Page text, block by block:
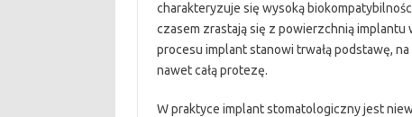
charakteryzuje się wysoką
czasem zrastają się z powierzchnią
procesu implant stanowi trwałą podstawę,
nawet całą protezę.
W praktyce implant stomatologiczny jest